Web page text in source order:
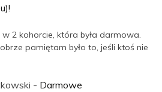
w 2 kohorcie, która była darmowa.
pamiętam było to, jeśli ktoś nie
- Darmowe